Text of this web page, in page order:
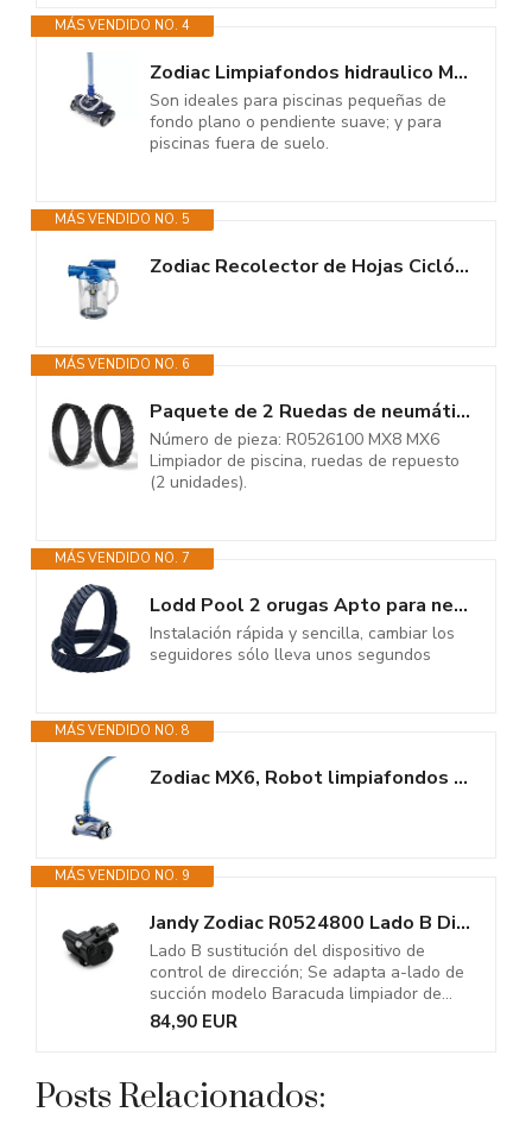
MÁS VENDIDO NO. 4
Zodiac Limpiafondos hidraulico MX10 Robot Piscina
Son ideales para piscinas pequeñas de
fondo plano o pendiente suave; y para
piscinas fuera de suelo.
MÁS VENDIDO NO. 5
Zodiac Recolector de Hojas Ciclónico, Azul y Transparente, 23x19x28 cm,...
MÁS VENDIDO NO. 6
Paquete de 2 Ruedas de neumáticos para Zodiac MX8 MX6 Baracuda R0526100...
Número de pieza: R0526100 MX8 MX6
Limpiador de piscina, ruedas de repuesto
(2 unidades).
MÁS VENDIDO NO. 7
Lodd Pool 2 orugas Apto para neumáticos de Robot limpiafondos Zodiac MX6...
Instalación rápida y sencilla, cambiar los
seguidores sólo lleva unos segundos
MÁS VENDIDO NO. 8
Zodiac MX6, Robot limpiafondos para Piscinas enterradas de hasta 10 x 5 m
MÁS VENDIDO NO. 9
Jandy Zodiac R0524800 Lado B Dispositivo de control de dirección para...
Lado B sustitución del dispositivo de
control de dirección; Se adapta a-lado de
succión modelo Baracuda limpiador de...
84,90 EUR
Posts Relacionados: